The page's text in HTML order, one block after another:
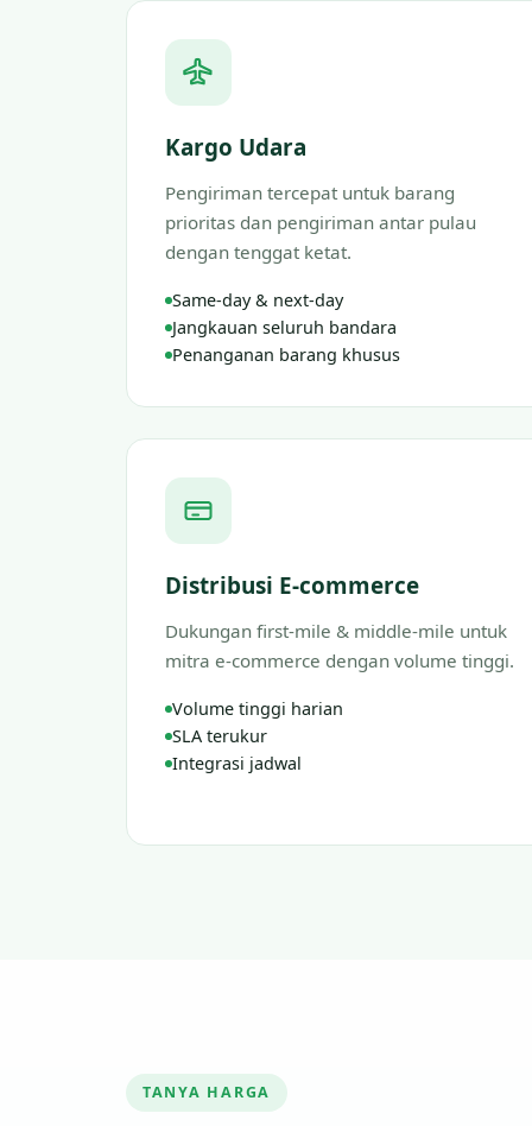
Kargo Udara
Pengiriman tercepat untuk barang
prioritas dan pengiriman antar pulau
dengan tenggat ketat.
Same-day & next-day
Jangkauan seluruh bandara
Penanganan barang khusus
Distribusi E-commerce
Dukungan first-mile & middle-mile untuk
mitra e-commerce dengan volume tinggi.
Volume tinggi harian
SLA terukur
Integrasi jadwal
TANYA HARGA